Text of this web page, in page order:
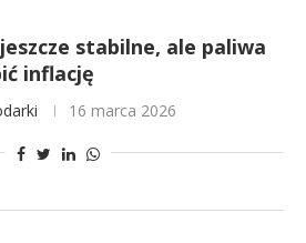
stabilne, ale paliwa
inflację
16 marca 2026